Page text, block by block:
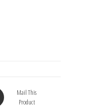
Mail This
Product